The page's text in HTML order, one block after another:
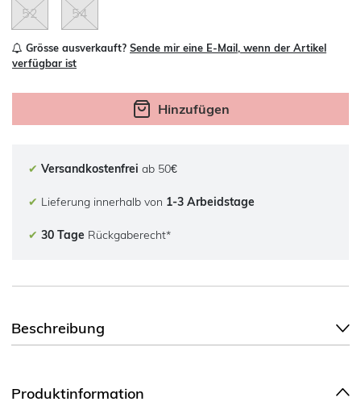
52 54
Grösse ausverkauft? Sende mir eine E-Mail, wenn der Artikel
verfügbar ist
Hinzufügen
✔ Versandkostenfrei ab 50€
✔ Lieferung innerhalb von 1-3 Arbeidstage
✔ 30 Tage Rückgaberecht*
Beschreibung
Produktinformation